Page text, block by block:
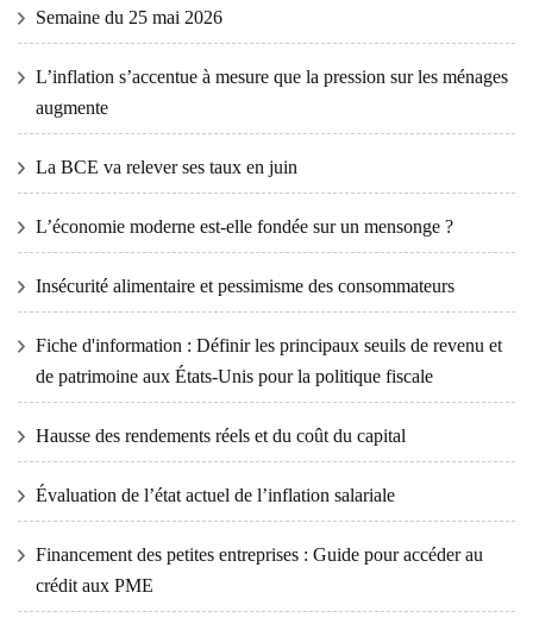
Semaine du 25 mai 2026
L’inflation s’accentue à mesure que la pression sur les ménages
augmente
La BCE va relever ses taux en juin
L’économie moderne est-elle fondée sur un mensonge ?
Insécurité alimentaire et pessimisme des consommateurs
Fiche d'information : Définir les principaux seuils de revenu et
de patrimoine aux États-Unis pour la politique fiscale
Hausse des rendements réels et du coût du capital
Évaluation de l’état actuel de l’inflation salariale
Financement des petites entreprises : Guide pour accéder au
crédit aux PME